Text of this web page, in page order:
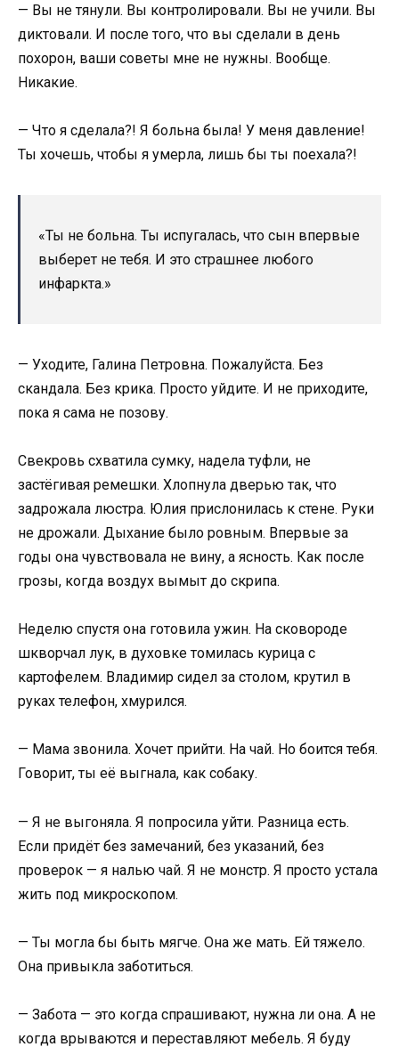
— Вы не тянули. Вы контролировали. Вы не учили. Вы
диктовали. И после того, что вы сделали в день
похорон, ваши советы мне не нужны. Вообще.
Никакие.
— Что я сделала?! Я больна была! У меня давление!
Ты хочешь, чтобы я умерла, лишь бы ты поехала?!
«Ты не больна. Ты испугалась, что сын впервые
выберет не тебя. И это страшнее любого
инфаркта.»
— Уходите, Галина Петровна. Пожалуйста. Без
скандала. Без крика. Просто уйдите. И не приходите,
пока я сама не позову.
Свекровь схватила сумку, надела туфли, не
застёгивая ремешки. Хлопнула дверью так, что
задрожала люстра. Юлия прислонилась к стене. Руки
не дрожали. Дыхание было ровным. Впервые за
годы она чувствовала не вину, а ясность. Как после
грозы, когда воздух вымыт до скрипа.
Неделю спустя она готовила ужин. На сковороде
шкворчал лук, в духовке томилась курица с
картофелем. Владимир сидел за столом, крутил в
руках телефон, хмурился.
— Мама звонила. Хочет прийти. На чай. Но боится тебя.
Говорит, ты её выгнала, как собаку.
— Я не выгоняла. Я попросила уйти. Разница есть.
Если придёт без замечаний, без указаний, без
проверок — я налью чай. Я не монстр. Я просто устала
жить под микроскопом.
— Ты могла бы быть мягче. Она же мать. Ей тяжело.
Она привыкла заботиться.
— Забота — это когда спрашивают, нужна ли она. А не
когда врываются и переставляют мебель. Я буду